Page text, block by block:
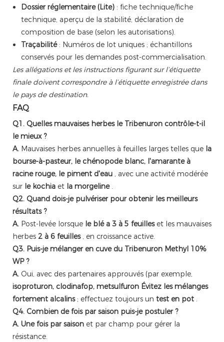
Dossier réglementaire (Lite): fiche technique/fiche
technique, aperçu de la stabilité, déclaration de
composition de base (selon les autorisations).
Traçabilité: Numéros de lot uniques ; échantillons
conservés pour les demandes post-commercialisation.
Les allégations et les instructions figurant sur l’étiquette
finale doivent correspondre à l’étiquette enregistrée dans
le pays de destination.
FAQ
Q1. Quelles mauvaises herbes le Tribenuron contrôle-t-il
le mieux ?
A. Mauvaises herbes annuelles à feuilles larges telles que la
bourse-à-pasteur, le chénopode blanc, l'amarante à
racine rouge, le piment d'eau , avec une activité modérée
sur le kochia et la morgeline.
Q2. Quand dois-je pulvériser pour obtenir les meilleurs
résultats ?
A. Post-levée lorsque le blé a 3 à 5 feuilleset les mauvaises
herbes 2 à 6 feuilles, en croissance active.
Q3. Puis-je mélanger en cuve du Tribenuron Methyl 10%
WP ?
A. Oui, avec des partenaires approuvés (par exemple,
isoproturon, clodinafop, metsulfuron Évitez les mélanges
fortement alcalins; effectuez toujours un test en pot .
Q4. Combien de fois par saison puis-je postuler ?
A. Une fois par saison et par champ pour gérer la
résistance.